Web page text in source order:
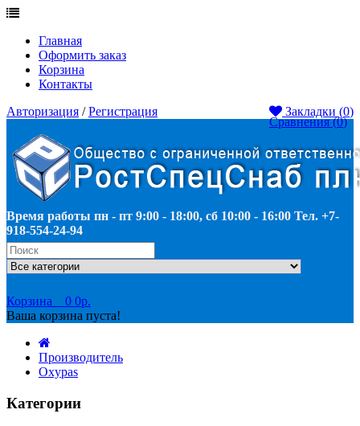
Главная
Оформить заказ
Корзина
Контакты
Закладки (0)
Сравнения (0)
Авторизация / Регистрация
Время работы пн - пт 9:00 - 18:00, сб 10:00 - 16:00 Тел. +7-
918-554-24-94
Корзина 0 0р.
Ваша корзина пуста!
Производитель
Oxypas
Категории